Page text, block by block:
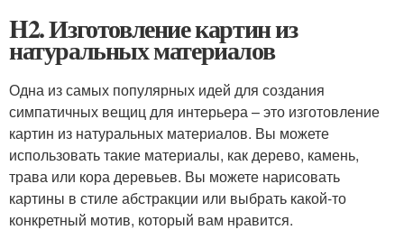
H2. Изготовление картин из
натуральных материалов
Одна из самых популярных идей для создания
симпатичных вещиц для интерьера – это изготовление
картин из натуральных материалов. Вы можете
использовать такие материалы, как дерево, камень,
трава или кора деревьев. Вы можете нарисовать
картины в стиле абстракции или выбрать какой-то
конкретный мотив, который вам нравится.